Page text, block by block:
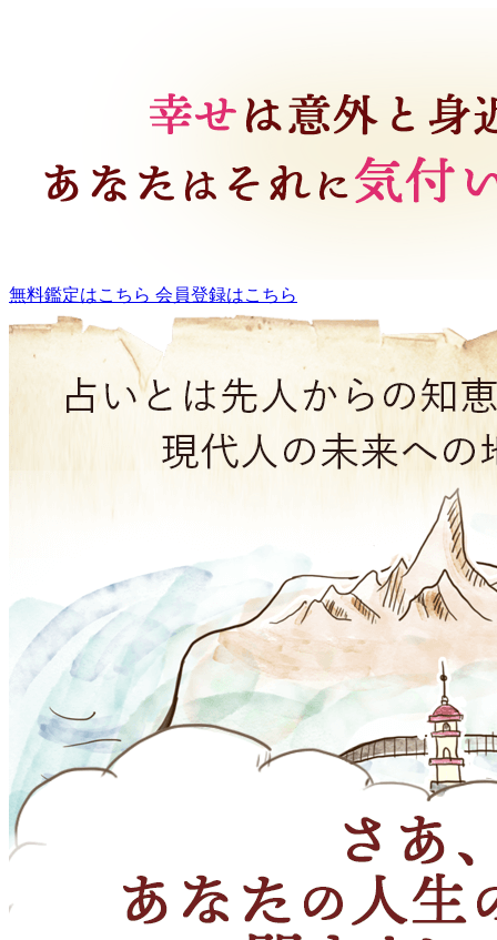
無料鑑定はこちら 会員登録はこちら